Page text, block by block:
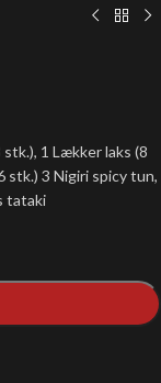
1 Lækker laks (8
stk.) 3 Nigiri spicy tun,
tataki